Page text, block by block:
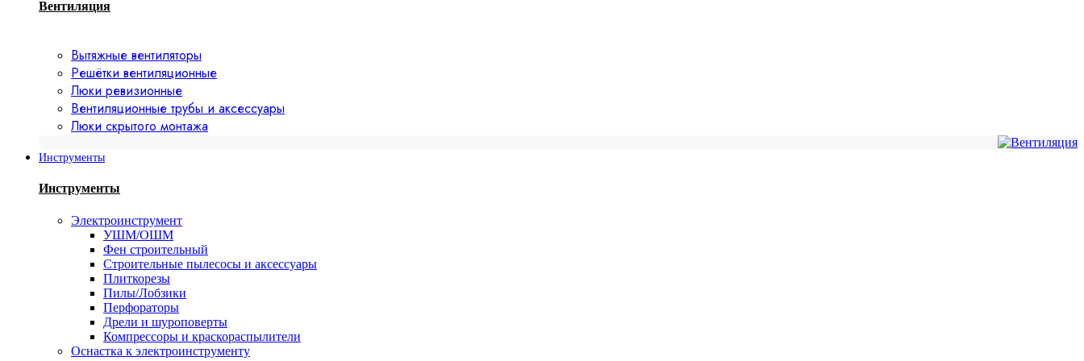
Вентиляция
Вытяжные вентиляторы
Решётки вентиляционные
Люки ревизионные
Вентиляционные трубы и аксессуары
Люки скрытого монтажа
Инструменты
Инструменты
Электроинструмент
УШМ/ОШМ
Фен строительный
Строительные пылесосы и аксессуары
Плиткорезы
Пилы/Лобзики
Перфораторы
Дрели и шуроповерты
Компрессоры и краскораспылители
Оснастка к электроинструменту